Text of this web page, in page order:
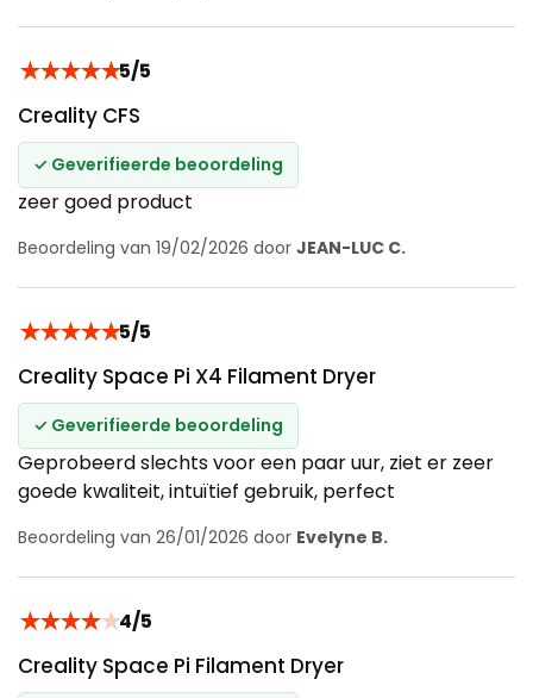
★★★★★5/5
Creality CFS
✓ Geverifieerde beoordeling
zeer goed product
Beoordeling van 19/02/2026 door JEAN-LUC C.
★★★★★5/5
Creality Space Pi X4 Filament Dryer
✓ Geverifieerde beoordeling
Geprobeerd slechts voor een paar uur, ziet er zeer
goede kwaliteit, intuïtief gebruik, perfect
Beoordeling van 26/01/2026 door Evelyne B.
★★★★★4/5
Creality Space Pi Filament Dryer